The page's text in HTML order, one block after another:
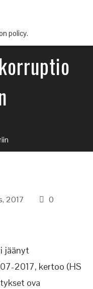
policy.
2017
0
jäänyt
2017, kertoo (HS
ova